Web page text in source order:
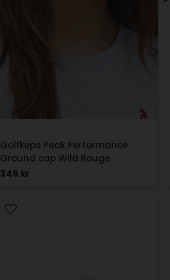
Golfkeps Peak Performance
Ground cap Wild Rouge
349 kr